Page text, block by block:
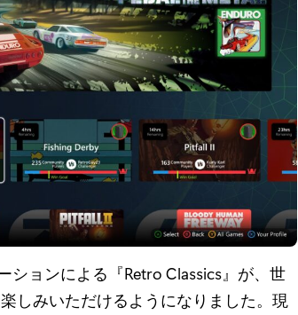
ションによる『Retro Classics』が、世
しみいただけるようになりました。現